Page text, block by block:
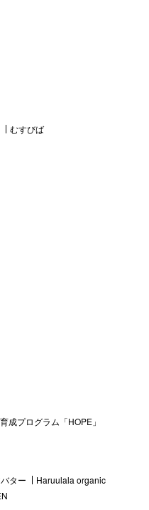
むすびば
成プログラム「HOPE」
ター
Haruulala organic